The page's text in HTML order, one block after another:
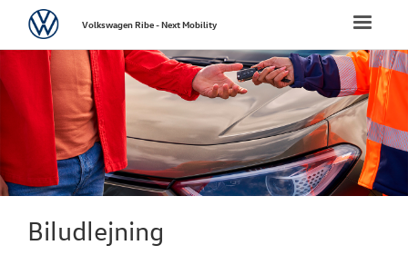
FORSIDE
NYE
NYE VAREBILER
Toggle
VolkswagenVolkswagen Ribe - Next Mobility
Biludlejning